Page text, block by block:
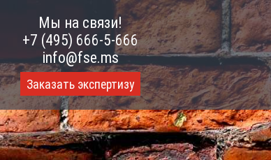
Мы на связи!
+7 (495) 666-5-666
info@fse.ms
Заказать экспертизу